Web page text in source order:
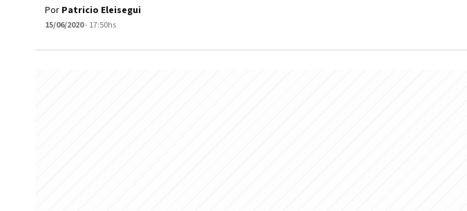
Por Patricio Eleisegui
15/06/2020- 17:50hs